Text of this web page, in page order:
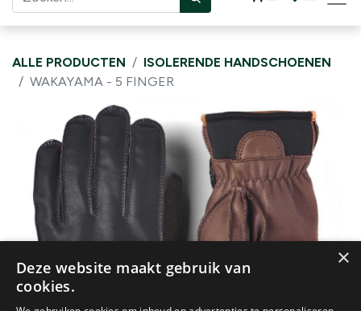
ALLE PRODUCTEN
ISOLERENDE HANDSCHOENEN
WAKAYAMA - 5 FINGER
×
Deze website maakt gebruik van
cookies.